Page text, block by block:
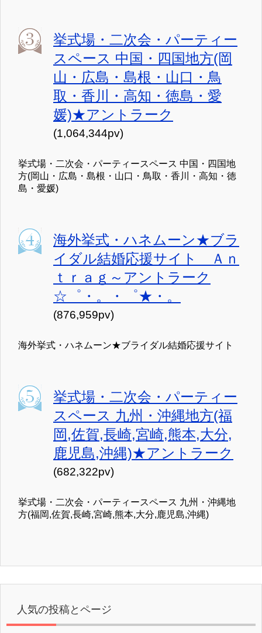
挙式場・二次会・パーティー
スペース 中国・四国地方(岡
山・広島・島根・山口・鳥
取・香川・高知・徳島・愛
媛)★アントラーク
(1,064,344pv)
挙式場・二次会・パーティースペース 中国・四国地
方(岡山・広島・島根・山口・鳥取・香川・高知・徳
島・愛媛)
海外挙式・ハネムーン★ブラ
イダル結婚応援サイト Ａｎ
ｔｒａｇ～アントラーク
☆゜・。・゜★・。
(876,959pv)
海外挙式・ハネムーン★ブライダル結婚応援サイト
挙式場・二次会・パーティー
スペース 九州・沖縄地方(福
岡,佐賀,長崎,宮崎,熊本,大分,
鹿児島,沖縄)★アントラーク
(682,322pv)
挙式場・二次会・パーティースペース 九州・沖縄地
方(福岡,佐賀,長崎,宮崎,熊本,大分,鹿児島,沖縄)
人気の投稿とページ